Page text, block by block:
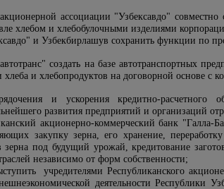
акционерной ассоциации "Узбексавдо"
хлебом и хлебобулочными изделиями
и Узбекбирлашув сохранить функции по
создать на базе автотранспортных
хлеба и хлебопродуктов на договорной основе с
и ускорения кредитно-расчетного
развития предприятий и организаций
акционерно-коммерческий банк
закупку зерна, его хранение,
зерна под будущий урожай, кредитование
независимо от форм собственности;
учредителями Республиканского
деятельности Республики